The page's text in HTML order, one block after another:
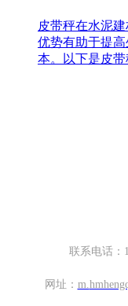
皮带秤在水泥
优势有助于提
本。以下是皮带
联系电话：
网址： m.